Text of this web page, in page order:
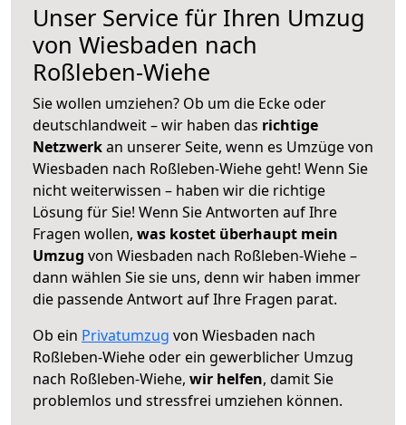
Unser Service für Ihren Umzug
von Wiesbaden nach
Roßleben-Wiehe
Sie wollen umziehen? Ob um die Ecke oder
deutschlandweit – wir haben das richtige
Netzwerkan unserer Seite, wenn es Umzüge von
Wiesbaden nach Roßleben-Wiehe geht! Wenn Sie
nicht weiterwissen – haben wir die richtige
Lösung für Sie! Wenn Sie Antworten auf Ihre
Fragen wollen, was kostet überhaupt mein
Umzug von Wiesbaden nach Roßleben-Wiehe –
dann wählen Sie sie uns, denn wir haben immer
die passende Antwort auf Ihre Fragen parat.
Ob ein Privatumzug von Wiesbaden nach
Roßleben-Wiehe oder ein gewerblicher Umzug
nach Roßleben-Wiehe, wir helfen, damit Sie
problemlos und stressfrei umziehen können.